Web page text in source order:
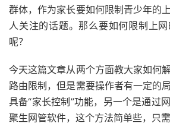
群体，作为家长要如何限制青少年的
人关注的话题。那么要如何限制上
呢？
今天这篇文章从两个方面教大家如何
路由限制，但是需要操作者有一定的
具备“家长控制”功能，另一个是通过
聚生网管软件，这个方法简单些，只